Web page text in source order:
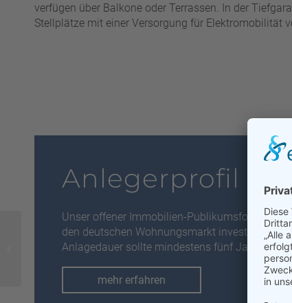
verfügen über Balkone oder Terrassen. In der
Stellplätze mit einer Versorgung für Elektromobilität
Anlegerprofil
Unser offener Immobilien-Publikumsfonds ist
den deutschen Wohnungsmarkt investieren
Anlagedauer sollte mindestens fünf Jahre
mehr erfahren